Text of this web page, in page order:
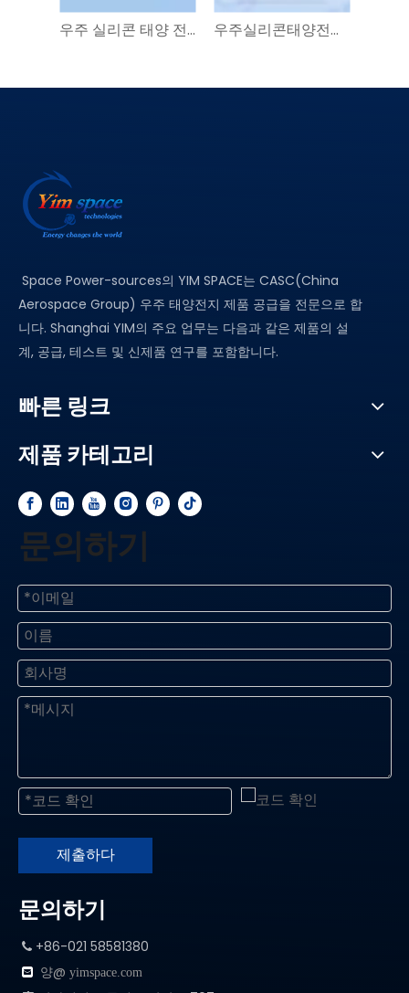
우주 실리콘 태양 전지 강한 방사선 더 작은 크기: 30*40mm | 임 우주 위성 전력 시스템 공급 업체 우주실리콘태양전지 강한 방사선|임우주위성 전력시스템 공급업체
Space Power-sources의 YIM SPACE는 CASC(China
Aerospace Group) 우주 태양전지 제품 공급을 전문으로 합
니다. Shanghai YIM의 주요 업무는 다음과 같은 제품의 설
계, 공급, 테스트 및 신제품 연구를 포함합니다.
빠른 링크
제품 카테고리
문의하기
제출하다
문의하기
 +86-021 58581380
 양@ yimspace.com